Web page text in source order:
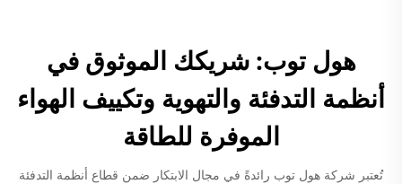
هول توب: شريكك الموثوق في
أنظمة التدفئة والتهوية وتكييف الهواء
الموفرة للطاقة
تُعتبر شركة هول توب رائدةً في مجال الابتكار ضمن قطاع أنظمة التدفئة